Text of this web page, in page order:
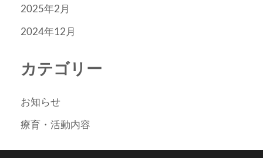
2025年2月
2024年12月
カテゴリー
お知らせ
療育・活動内容